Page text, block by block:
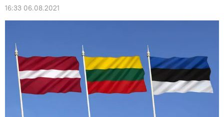
16:33 06.08.2021